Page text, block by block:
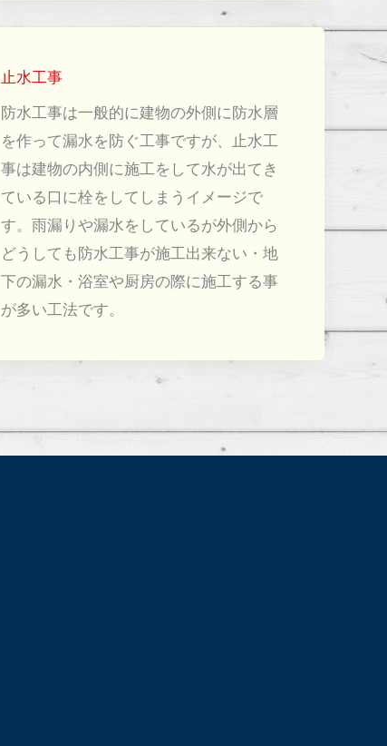
止水工事
防水工事は一般的に建物の外側に防水層
を作って漏水を防ぐ工事ですが、止水工
事は建物の内側に施工をして水が出てき
ている口に栓をしてしまうイメージで
す。雨漏りや漏水をしているが外側から
どうしても防水工事が施工出来ない・地
下の漏水・浴室や厨房の際に施工する事
が多い工法です。